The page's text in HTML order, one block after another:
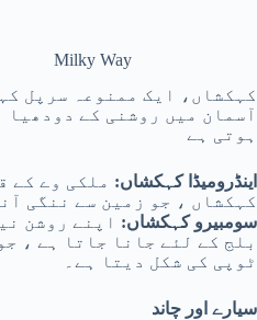
Milky Way
کہکشاں، ایک ممنوعہ سرپل
آسمان میں روشنی کے دودھیا
ہوتی ہے
اینڈرومیڈا کہکشاں: ملکی وے کے
کہکشاں ، جو زمین سے ننگی
سومبیرو کہکشاں: اپنے روشن
بلج کے لئے جانا جاتا ہے ،
ٹوپی کی شکل دیتا ہے۔
سیارے اور چاند